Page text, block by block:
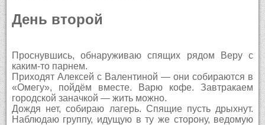
День второй
Проснувшись, обнаруживаю спящих рядом Веру с
каким-то парнем.
Приходят Алексей с Валентиной — они собираются в
«Омегу», пойдём вместе. Варю кофе. Завтракаем
городской заначкой — жить можно.
Дождя нет, собираю лагерь. Спящие пусть дрыхнут.
Наблюдаю группу, идущую в ту же сторону, ведомую